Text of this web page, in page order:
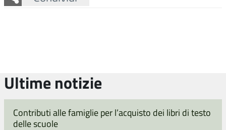
Ultime notizie
Contributi alle famiglie per l’acquisto dei libri di testo
delle scuole